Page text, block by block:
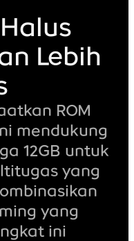
Lebih
ROM
mendukung
12GB untuk
yang
yang
ini